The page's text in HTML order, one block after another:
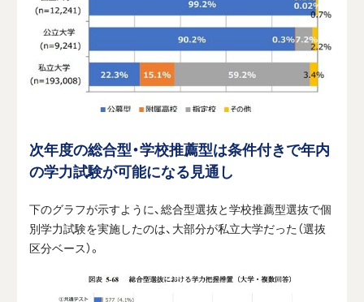
次年度の総合型・学校推薦型は条件付きで年内
の学力試験が可能になる見通し
下のグラフが示すように、総合型選抜と学校推薦型選抜で個
別学力試験を実施したのは、大部分が私立大学だった（選抜
区分ベース）。